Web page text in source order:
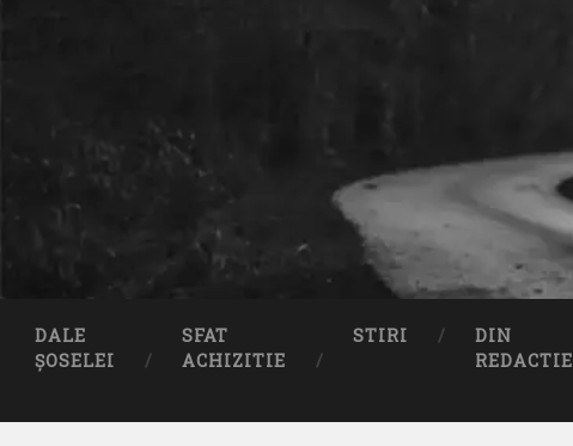
DALE
ȘOSELEI
SFAT
ACHIZITIE
STIRI
DIN
REDACTIE